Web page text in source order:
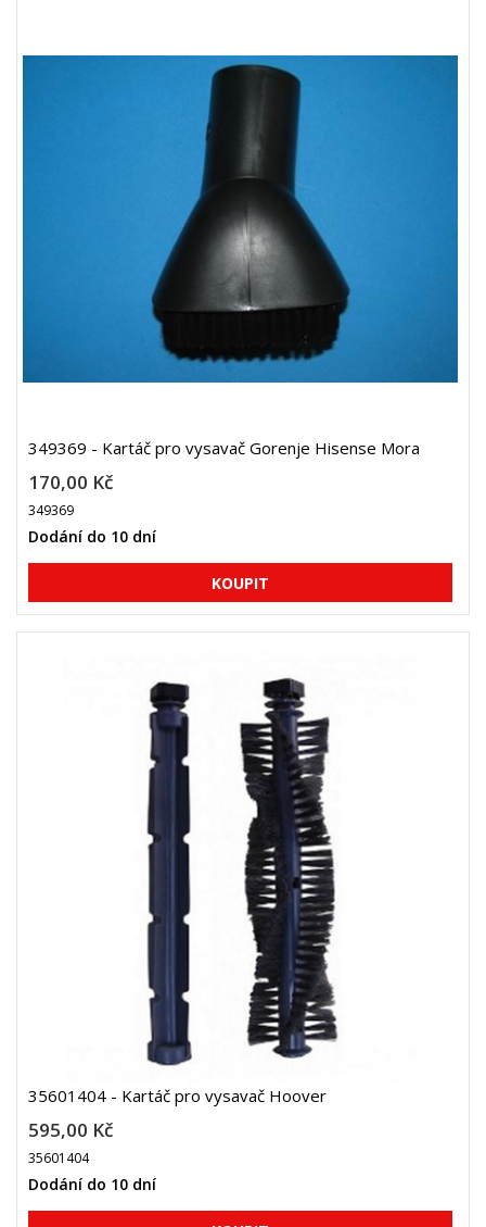
349369 - Kartáč pro vysavač Gorenje Hisense Mora
170,00 Kč
349369
Dodání do 10 dní
35601404 - Kartáč pro vysavač Hoover
595,00 Kč
35601404
Dodání do 10 dní